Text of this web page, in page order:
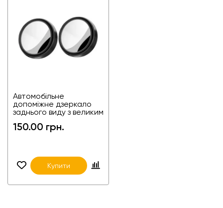
Автомобільне
допоміжне дзеркало
заднього виду з великим
150.00 грн.
Купити